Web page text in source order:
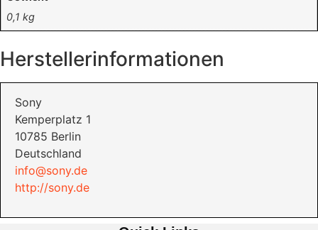
0,1 kg
Herstellerinformationen
Sony
Kemperplatz 1
10785 Berlin
Deutschland
info@sony.de
http://sony.de